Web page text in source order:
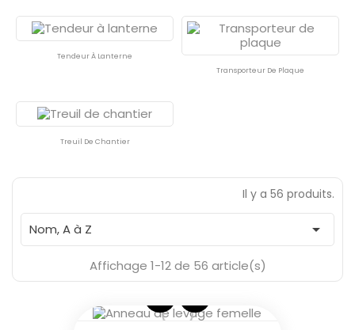
Tendeur À Lanterne
Transporteur De Plaque
Treuil De Chantier
Il y a 56 produits.
Nom, A à Z 
Affichage 1-12 de 56 article(s)